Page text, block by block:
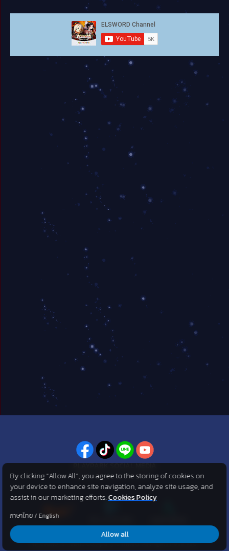
PLAYPARK SOCIAL MEDIA
ไม่พลาดทุกข่าวสารจาก PlayPark
©2007 KOG corporation . All Rights Reserved. ©2012 Asphere
Innovations Public Company Limited. All Rights Reserved.
By clicking “Allow All”, you agree to the storing of cookies on
your device to enhance site navigation, analyze site usage, and
assist in our marketing efforts.Cookies Policy
ภาษาไทย / English
Allow all